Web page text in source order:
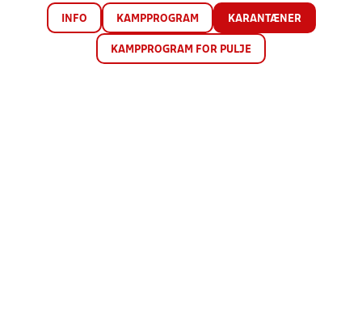
INFO KAMPPROGRAM KARANTÆNER
KAMPPROGRAM FOR PULJE